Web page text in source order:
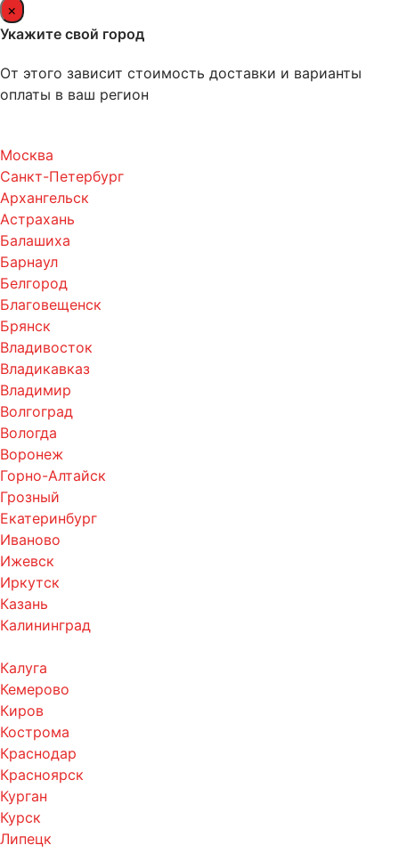
×
Укажите свой город
От этого зависит стоимость доставки и варианты
оплаты в ваш регион
Москва
Санкт-Петербург
Архангельск
Астрахань
Балашиха
Барнаул
Белгород
Благовещенск
Брянск
Владивосток
Владикавказ
Владимир
Волгоград
Вологда
Воронеж
Горно-Алтайск
Грозный
Екатеринбург
Иваново
Ижевск
Иркутск
Казань
Калининград
Калуга
Кемерово
Киров
Кострома
Краснодар
Красноярск
Курган
Курск
Липецк